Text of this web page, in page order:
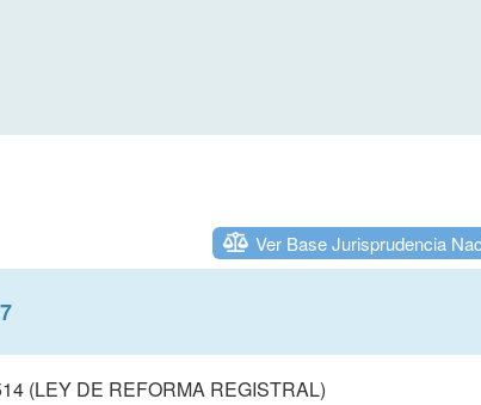
Ver Base Jurisprudencia
(LEY DE REFORMA REGISTRAL)